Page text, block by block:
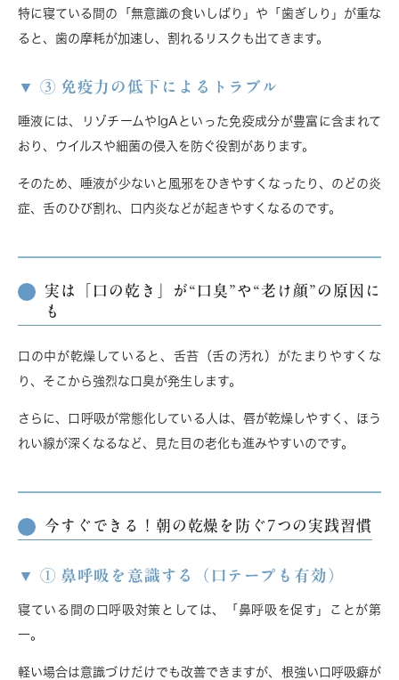
特に寝ている間の「無意識の食いしばり」や「歯ぎしり」が重な
ると、 歯の摩耗が加速し、割れるリスク も出てきます。
③ 免疫力の低下によるトラブル
唾液には、リゾチームやIgAといった免疫成分が豊富に含まれて
おり、ウイルスや細菌の侵入を防ぐ役割があります。
そのため、唾液が少ないと風邪をひきやすくなったり、のどの炎
症、舌のひび割れ、口内炎などが起きやすくなるのです。
実は「口の乾き」が“口臭”や“老け顔”の原因に
も
口の中が乾燥していると、舌苔（舌の汚れ）がたまりやすくな
り、そこから強烈な口臭が発生します。
さらに、口呼吸が常態化している人は、 唇が乾燥しやすく、ほう
れい線が深くなる など、見た目の老化も進みやすいのです。
今すぐできる！朝の乾燥を防ぐ7つの実践習慣
① 鼻呼吸を意識する（口テープも有効）
寝ている間の口呼吸対策としては、「鼻呼吸を促す」ことが第
一。
軽い場合は意識づけだけでも改善できますが、根強い口呼吸癖が